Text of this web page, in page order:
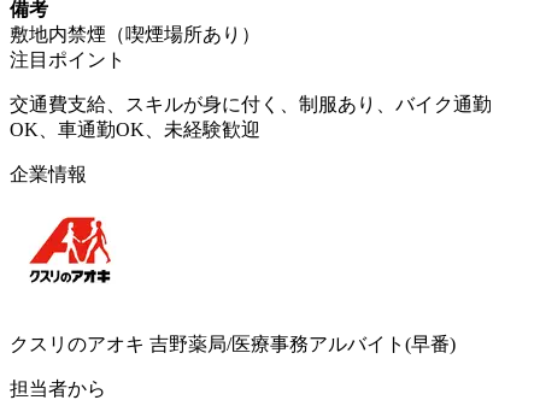
備考
敷地内禁煙（喫煙場所あり）
注目ポイント
交通費支給、スキルが身に付く、制服あり、バイク通勤
OK、車通勤OK、未経験歓迎
企業情報
クスリのアオキ 吉野薬局/医療事務アルバイト(早番)
担当者から